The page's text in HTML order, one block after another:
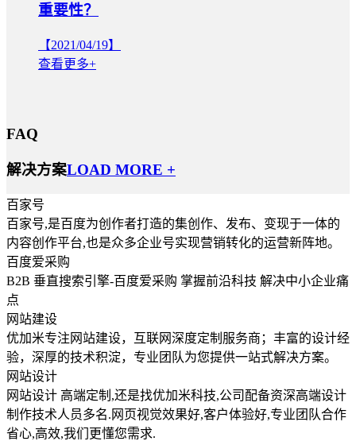
重要性？
【2021/04/19】
查看更多+
FAQ
解决方案LOAD MORE +
百家号
百家号,是百度为创作者打造的集创作、发布、变现于一体的
内容创作平台,也是众多企业号实现营销转化的运营新阵地。
百度爱采购
B2B 垂直搜索引擎-百度爱采购 掌握前沿科技 解决中小企业痛
点
网站建设
优加米专注网站建设，互联网深度定制服务商；丰富的设计经
验，深厚的技术积淀，专业团队为您提供一站式解决方案。
网站设计
网站设计 高端定制,还是找优加米科技,公司配备资深高端设计
制作技术人员多名.网页视觉效果好,客户体验好,专业团队合作
省心,高效,我们更懂您需求.